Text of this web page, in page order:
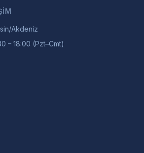
Akdeniz
– 18:00 (Pzt–Cmt)